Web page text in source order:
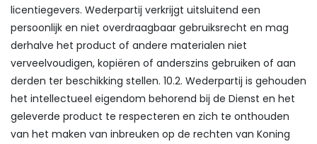
licentiegevers. Wederpartij verkrijgt uitsluitend een
persoonlijk en niet overdraagbaar gebruiksrecht en mag
derhalve het product of andere materialen niet
verveelvoudigen, kopiëren of anderszins gebruiken of aan
derden ter beschikking stellen. 10.2. Wederpartij is gehouden
het intellectueel eigendom behorend bij de Dienst en het
geleverde product te respecteren en zich te onthouden
van het maken van inbreuken op de rechten van Koning